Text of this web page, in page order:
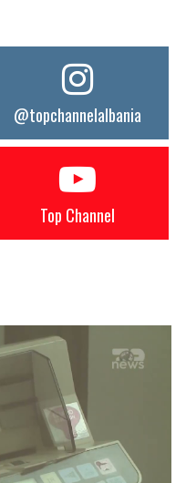
@topchannelalbania
Top Channel